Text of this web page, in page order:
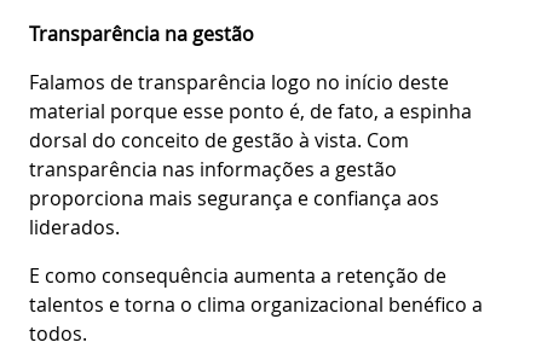
Transparência na gestão
Falamos de transparência logo no início deste
material porque esse ponto é, de fato, a espinha
dorsal do conceito de gestão à vista. Com
transparência nas informações a gestão
proporciona mais segurança e confiança aos
liderados.
E como consequência aumenta a retenção de
talentos e torna o clima organizacional benéfico a
todos.